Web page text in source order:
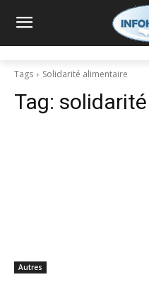
Tags Solidarité alimentaire
Tag:
Autres